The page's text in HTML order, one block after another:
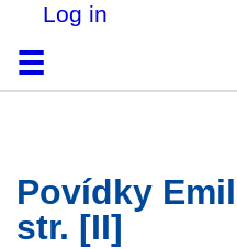
Log in
HomeBrowse
Search
About
HelpContact
Povídky
str. [II]